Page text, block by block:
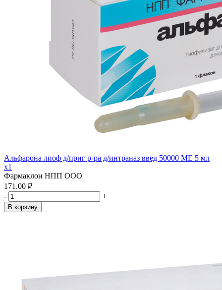
Альфарона лиоф д/приг р-ра д/интраназ введ 50000 МЕ 5 мл
x1
Фармаклон НПП ООО
171.00 ₽
-
+
В корзину